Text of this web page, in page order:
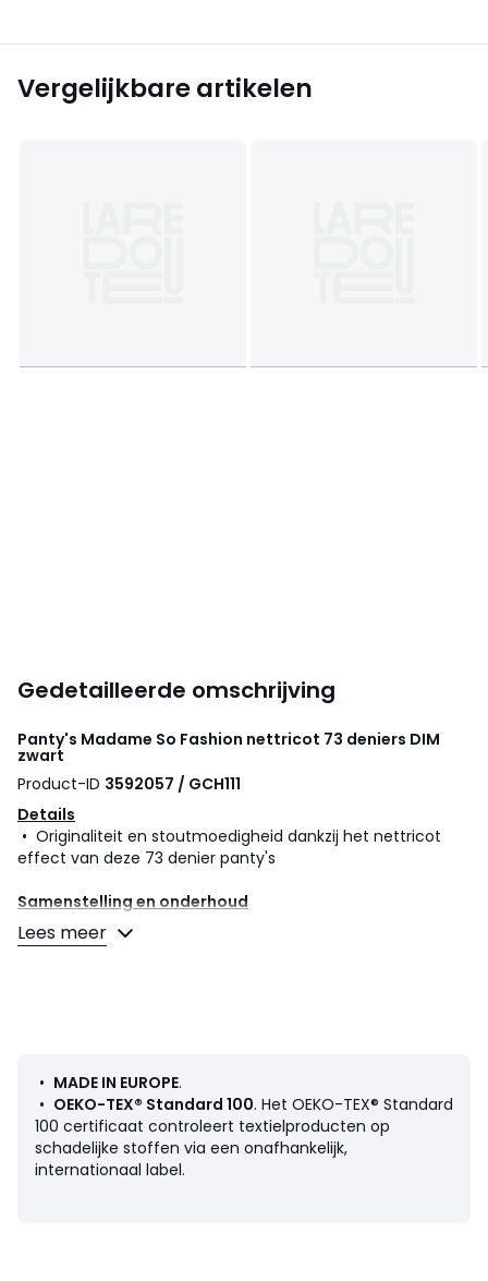
Vergelijkbare artikelen
Gedetailleerde omschrijving
Panty's Madame So Fashion nettricot 73 deniers DIM
zwart
Product-ID 3592057 / GCH111
Details
• Originaliteit en stoutmoedigheid dankzij het nettricot
effect van deze 73 denier panty's
Samenstelling en onderhoud
• 84% polyamide, 16% elasthan
• Onderhoud : zie etiket
Lees meer
• MADE IN EUROPE.
• OEKO-TEX® Standard 100. Het OEKO-TEX® Standard
100 certificaat controleert textielproducten op
schadelijke stoffen via een onafhankelijk,
internationaal label.